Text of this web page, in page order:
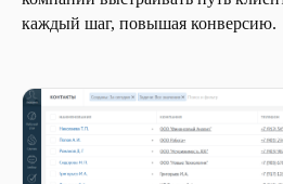
каждый шаг, повышая конверсию.